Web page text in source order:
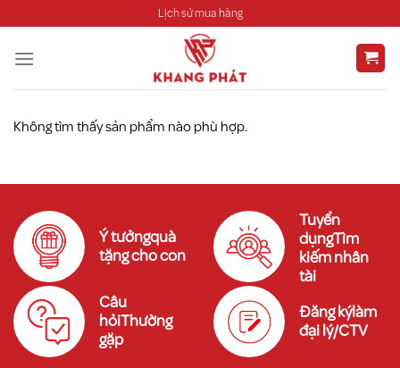
đến
nội
Lịch sử mua hàng
Không tìm thấy sản phẩm nào phù hợp.
Ý tưởngquà
tặng cho con
Tuyển
dụngTìm
kiếm nhân
tài
Câu
hỏiThường
gặp
Đăng kýlàm
đại lý/CTV